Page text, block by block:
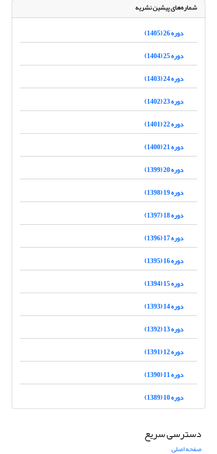
شماره‌های پیشین نشریه
دوره 26 (1405)
دوره 25 (1404)
دوره 24 (1403)
دوره 23 (1402)
دوره 22 (1401)
دوره 21 (1400)
دوره 20 (1399)
دوره 19 (1398)
دوره 18 (1397)
دوره 17 (1396)
دوره 16 (1395)
دوره 15 (1394)
دوره 14 (1393)
دوره 13 (1392)
دوره 12 (1391)
دوره 11 (1390)
دوره 10 (1389)
دسترسی سریع
صفحه اصلی